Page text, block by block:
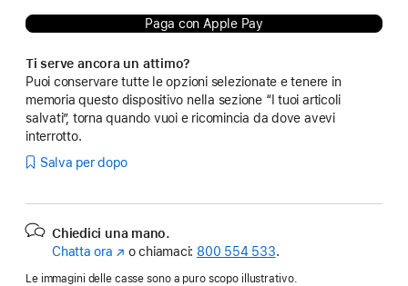
Paga con Apple Pay
Ti serve ancora un attimo?
Puoi conservare tutte le opzioni selezionate e tenere in
memoria questo dispositivo nella sezione “I tuoi articoli
salvati”, torna quando vuoi e ricomincia da dove avevi
interrotto.
Salva per dopo
Chiedici una mano.
Chatta ora (Si o chiamaci: 800 554 533.
Le immagini delle casse sono a puro scopo illustrativo.